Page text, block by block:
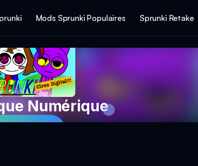
Mods Sprunki Populaires Sprunki Retake
Numérique